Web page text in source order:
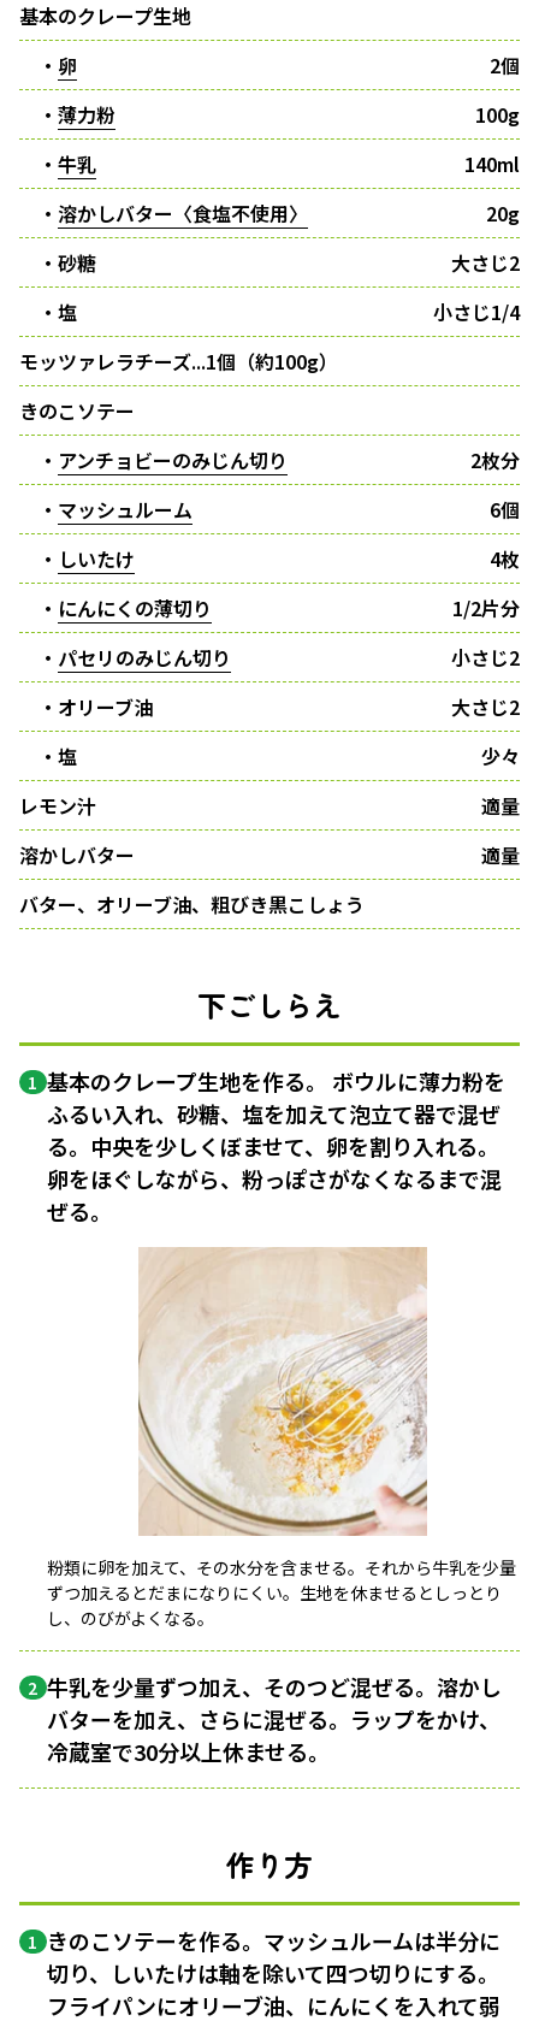
基本のクレープ生地
・ 卵
2個
・ 薄力粉
100g
・ 牛乳
140ml
・ 溶かしバター〈食塩不使用〉
20g
・砂糖
大さじ2
・塩
小さじ1/4
モッツァレラチーズ...1個（約100g）
きのこソテー
・ アンチョビーのみじん切り
2枚分
・ マッシュルーム
6個
・ しいたけ
4枚
・ にんにくの薄切り
1/2片分
・ パセリのみじん切り
小さじ2
・オリーブ油
大さじ2
・塩
少々
レモン汁
適量
溶かしバター
適量
バター、オリーブ油、粗びき黒こしょう
下ごしらえ
1 基本のクレープ生地を作る。 ボウルに薄力粉を
ふるい入れ、砂糖、塩を加えて泡立て器で混ぜ
る。中央を少しくぼませて、卵を割り入れる。
卵をほぐしながら、粉っぽさがなくなるまで混
ぜる。
粉類に卵を加えて、その水分を含ませる。それから牛乳を少量
ずつ加えるとだまになりにくい。生地を休ませるとしっとり
し、のびがよくなる。
2 牛乳を少量ずつ加え、そのつど混ぜる。溶かし
バターを加え、さらに混ぜる。ラップをかけ、
冷蔵室で30分以上休ませる。
作り方
1 きのこソテーを作る。マッシュルームは半分に
切り、しいたけは軸を除いて四つ切りにする。
フライパンにオリーブ油、にんにくを入れて弱